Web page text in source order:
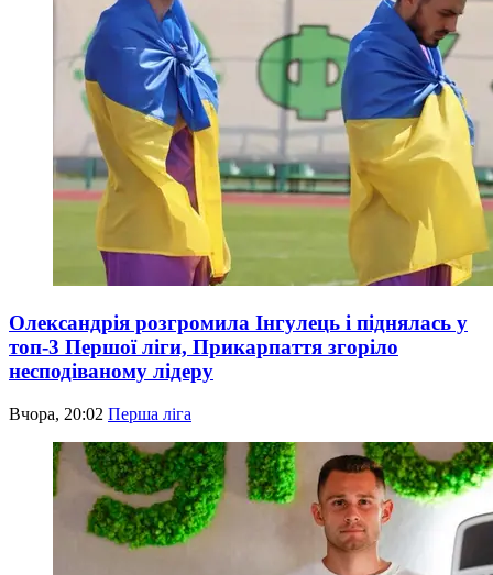
Олександрія розгромила Інгулець і піднялась у
топ-3 Першої ліги, Прикарпаття згоріло
несподіваному лідеру
Вчора, 20:02 Перша ліга